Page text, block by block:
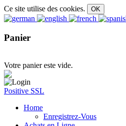
Ce site utilise des cookies.
Panier
Votre panier este vide.
Positive SSL
Home
Enregistrez-Vous